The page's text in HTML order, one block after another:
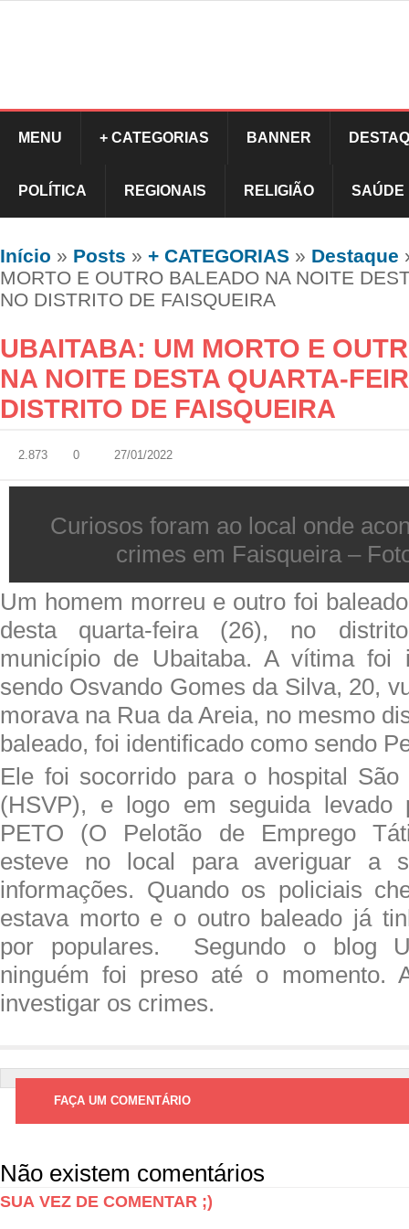
MENU + CATEGORIAS BANNER
POLÍTICA REGIONAIS RELIGIÃO SAÚDE
Início » Posts » + CATEGORIAS » Destaque
MORTO E OUTRO BALEADO NA NOITE
NO DISTRITO DE FAISQUEIRA
UBAITABA: UM MORTO E
NA NOITE DESTA QUARTA-
DISTRITO DE FAISQUEIRA
2.873 0 27/01/2022
Curiosos foram ao local onde
crimes em Faisqueira –
Um homem morreu e outro foi
desta quarta-feira (26), no
município de Ubaitaba. A vítima foi
sendo Osvando Gomes da Silva, 20,
morava na Rua da Areia, no mesmo
baleado, foi identificado como sendo
Ele foi socorrido para o hospital São
(HSVP), e logo em seguida
PETO (O Pelotão de Emprego
esteve no local para averiguar a
informações. Quando os policiais
estava morto e o outro baleado já
por populares. Segundo o blog
ninguém foi preso até o momento.
investigar os crimes.
FAÇA UM COMENTÁRIO
Não existem comentários
SUA VEZ DE COMENTAR ;)